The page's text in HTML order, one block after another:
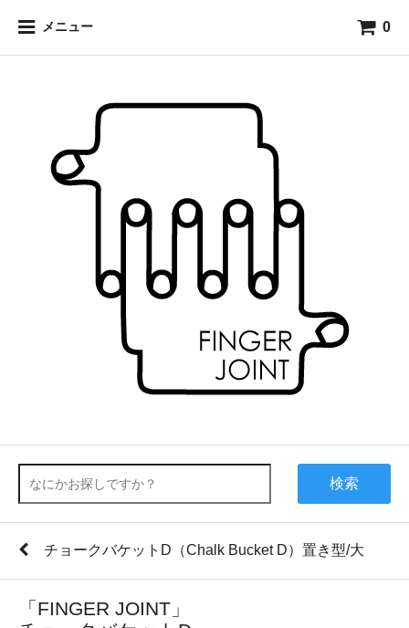
メニュー 0
検索
チョークバケットD（Chalk Bucket D）置き型/大
「FINGER JOINT」